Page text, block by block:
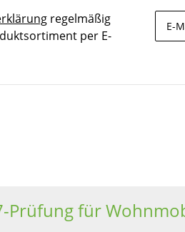
regelmäßig
per E-
Prüfung für